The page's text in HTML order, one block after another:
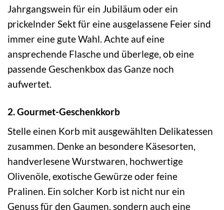
Jahrgangswein für ein Jubiläum oder ein
prickelnder Sekt für eine ausgelassene Feier sind
immer eine gute Wahl. Achte auf eine
ansprechende Flasche und überlege, ob eine
passende Geschenkbox das Ganze noch
aufwertet.
2. Gourmet-Geschenkkorb
Stelle einen Korb mit ausgewählten Delikatessen
zusammen. Denke an besondere Käsesorten,
handverlesene Wurstwaren, hochwertige
Olivenöle, exotische Gewürze oder feine
Pralinen. Ein solcher Korb ist nicht nur ein
Genuss für den Gaumen, sondern auch eine